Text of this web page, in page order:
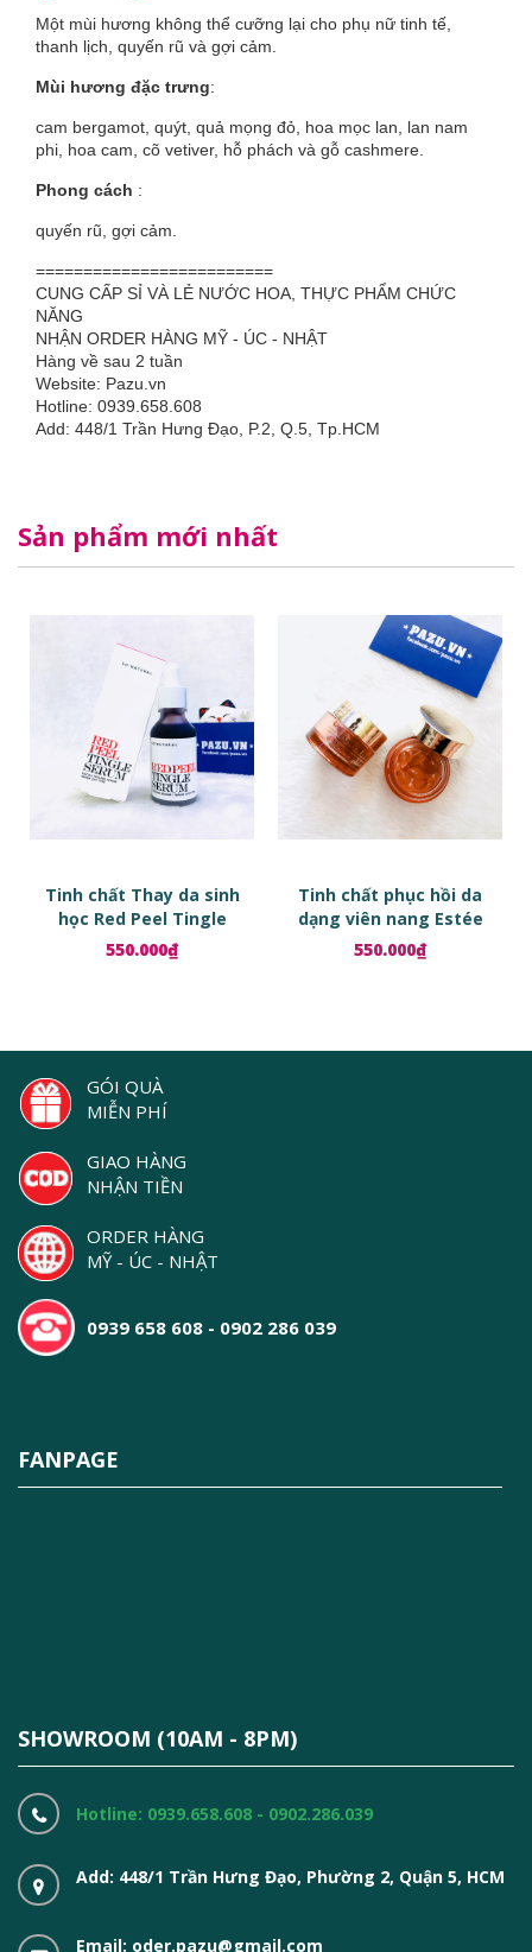
Một mùi hương không thể cưỡng lại cho phụ nữ tinh tế,
thanh lịch, quyến rũ và gợi cảm.
Mùi hương đặc trưng:
cam bergamot, quýt, quả mọng đỏ, hoa mọc lan, lan nam
phi, hoa cam, cõ vetiver, hỗ phách và gỗ cashmere.
Phong cách :
quyến rũ, gợi cảm.
=========================
CUNG CẤP SỈ VÀ LẺ NƯỚC HOA, THỰC PHẨM CHỨC
NĂNG
NHẬN ORDER HÀNG MỸ - ÚC - NHẬT
Hàng về sau 2 tuần
Website: Pazu.vn
Hotline: 0939.658.608
Add: 448/1 Trần Hưng Đạo, P.2, Q.5, Tp.HCM
Sản phẩm mới nhất
Tinh chất Thay da sinh
học Red Peel Tingle
Serum
550.000₫
Tinh chất phục hồi da
dạng viên nang Estée
Lauder Advanced Night
Repair Ampoules
550.000₫
GÓI QUÀ
MIỄN PHÍ
GIAO HÀNG
NHẬN TIỀN
ORDER HÀNG
MỸ - ÚC - NHẬT
0939 658 608 - 0902 286 039
FANPAGE
SHOWROOM (10AM - 8PM)
Hotline: 0939.658.608 - 0902.286.039
Add: 448/1 Trần Hưng Đạo, Phường 2, Quận 5, HCM
Email: oder.pazu@gmail.com